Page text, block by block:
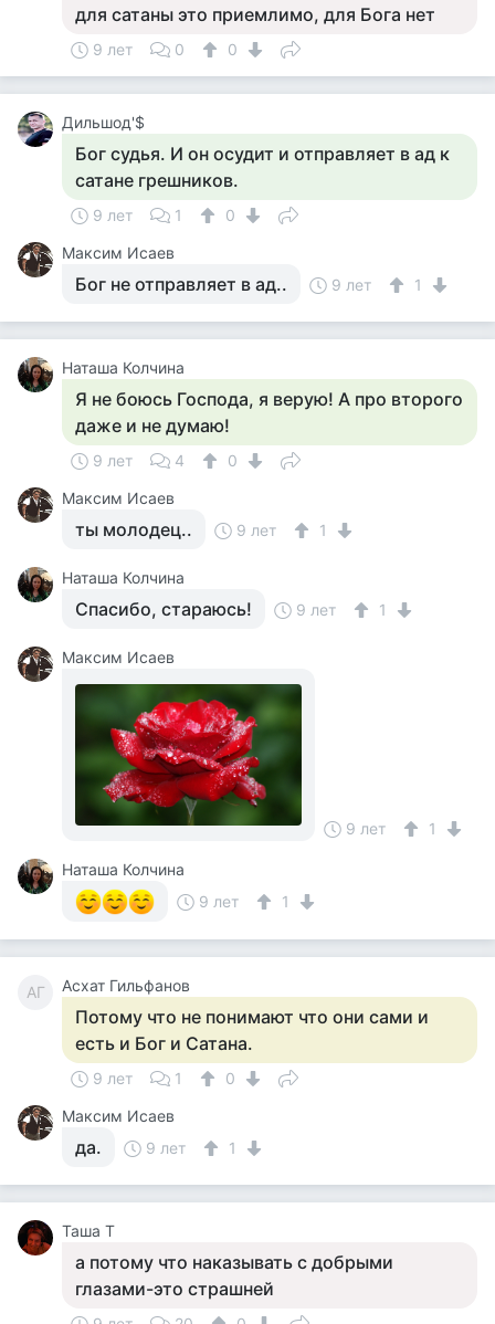
для сатаны это приемлимо, для Бога нет
9 лет 0 0
Дильшод'$
Бог судья. И он осудит и отправляет в ад к
сатане грешников.
9 лет 1
0
Максим Исаев
Бог не отправляет в ад.. 9 лет 1
Наташа Колчина
Я не боюсь Господа, я верую! А про второго
даже и не думаю!
9 лет 4
0
Максим Исаев
ты молодец.. 9 лет 1
Наташа Колчина
Спасибо, стараюсь! 9 лет 1
Максим Исаев
9 лет 1
Наташа Колчина
9 лет
1
АГ Асхат Гильфанов
Потому что не понимают что они сами и
есть и Бог и Сатана.
9 лет 1
0
Максим Исаев
да. 9 лет 1
Таша Т
а потому что наказывать с добрыми
глазами-это страшней